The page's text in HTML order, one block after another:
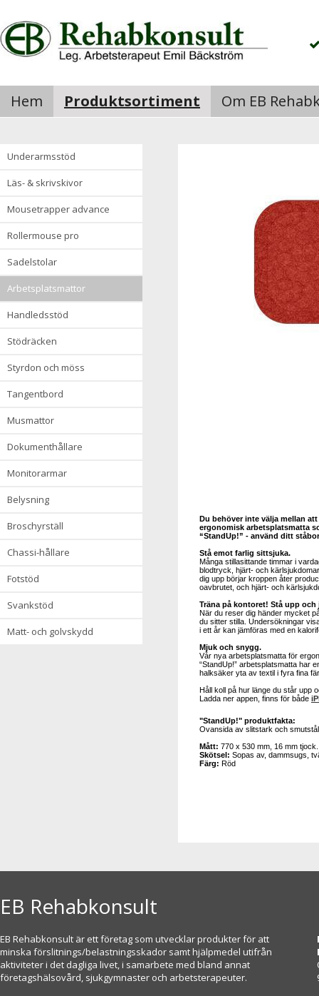
Hem Produktsortiment Om EB
underarmsstöd
läs- & skrivskivor
mousetrapper advance
rollermouse pro
sadelstolar
arbetsplatsmattor
handledsstöd
stödräcken
styrdon och möss
tangentbord
musmattor
dokumenthållare
monitorarmar
belysning
broschyrställ
chassi-hållare
fotstöd
svankstöd
matt- och golvskydd
Du behöver inte välja mellan
ergonomisk arbetsplatsmatta
“StandUp!” - använd ditt
Stå emot farlig sittsjuka.
Många stillasittande timmar i
blodtryck, hjärt- och
dig upp börjar kroppen åter
oavbrutet, och hjärt- och
Träna på kontoret! Stå upp och
När du reser dig händer mycket
du sitter stilla. Undersökningar
i ett år kan jämföras med en
Mjuk och snygg.
Vår nya arbetsplatsmatta för
“StandUp!” arbetsplatsmatta har
halksäker yta av textil i fyra fina
Håll koll på hur länge du står upp
Ladda ner appen, finns för både
"StandUp!" produktfakta:
Ovansida av slitstark och
Mått: 770 x 530 mm, 16 mm
Skötsel: Sopas av, dammsugs,
Färg: Röd
EB Rehabkonsult
EB Rehabkonsult är ett företag som utvecklar produkter för att
minska förslitnings/belastningsskador samt hjälpmedel utifrån
aktiviteter i det dagliga livet, i samarbete med bland annat
företagshälsovård, sjukgymnaster och arbetsterapeuter.